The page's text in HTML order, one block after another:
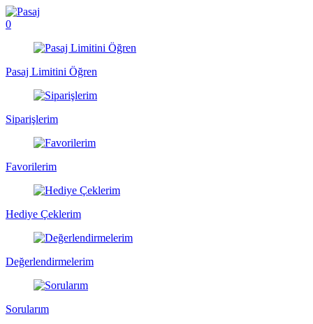
0
Pasaj Limitini Öğren
Siparişlerim
Favorilerim
Hediye Çeklerim
Değerlendirmelerim
Sorularım